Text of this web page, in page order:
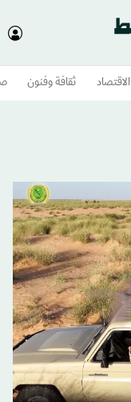
الاقتصاد ثقافة وفنون